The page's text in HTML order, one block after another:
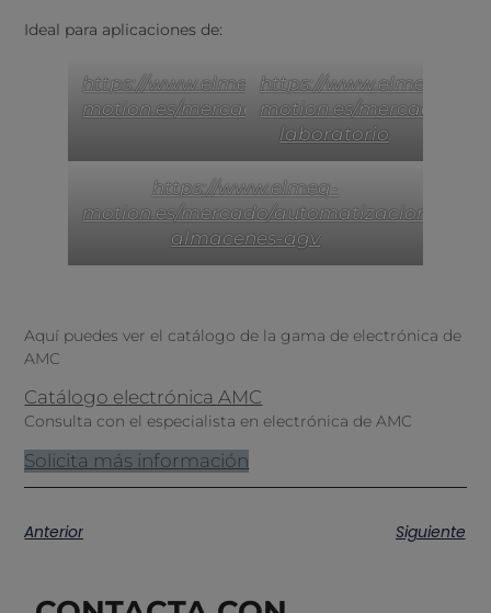
Ideal para aplicaciones de:
https://www.elmeq-
motion.es/mercado/robotica
https://www.elmeq-
motion.es/mercado/
laboratorio
https://www.elmeq-
motion.es/mercado/automatizacion-
almacenes-agv
Aquí puedes ver el catálogo de la gama de electrónica de
AMC
Catálogo electrónica AMC
Consulta con el especialista en electrónica de AMC
Solicita más información
Anterior Siguiente